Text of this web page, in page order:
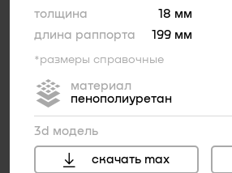
80
толщина
18 мм
длина раппорта
199 мм
*размеры справочные
материал
пенополиуретан
3d модель
скачать max